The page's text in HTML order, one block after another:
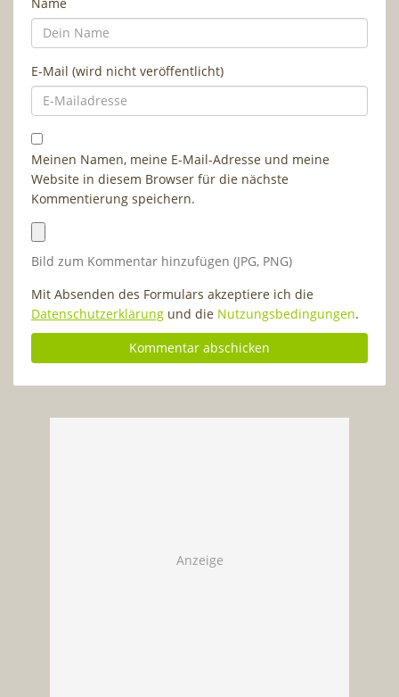
E-Mail (wird nicht veröffentlicht)
Meinen Namen, meine E-Mail-Adresse und meine
Website in diesem Browser für die nächste
Kommentierung speichern.
Bild zum Kommentar hinzufügen (JPG, PNG)
Mit Absenden des Formulars akzeptiere ich die
Datenschutzerklärung und die Nutzungsbedingungen.